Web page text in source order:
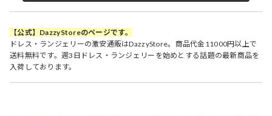
【公式】DazzyStoreのページです。
ドレス・ランジェリーの激安通販はDazzyStore。商品代金11000円以上で
送料無料です。週3日ドレス・ランジェリーを始めとする話題の最新商品を
入荷しております。